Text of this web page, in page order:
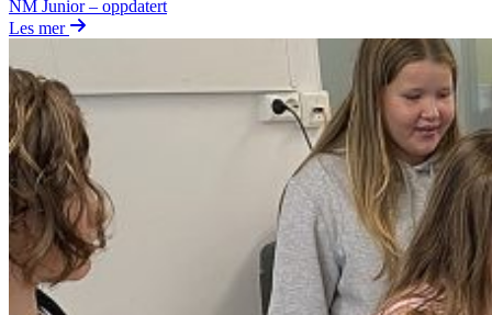
NM Junior – oppdatert
Les mer